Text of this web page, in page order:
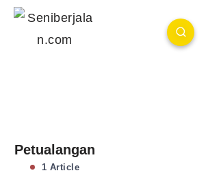
Petualangan
1 Article